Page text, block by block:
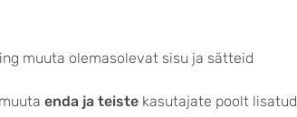
muuta olemasolevat sisu ja sätteid
enda ja teiste kasutajate poolt lisatud